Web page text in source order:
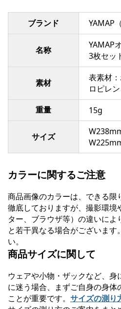
ブランド YAMAP
名称
YAMAP
3枚セッ
素材
表素材
ロピレン
重量
15g
サイズ
カラーに関するご注意
商品画像のカラーは、できる限
徹底しておりますが、撮影環境
ター、ブラウザ等）の違いによ
と若干異なる場合がございます
い。
商品サイズに関して
ウェアや小物・ザックなど、
に迷う場合、まずご自身の身体
ことが重要です。 サイズの測り